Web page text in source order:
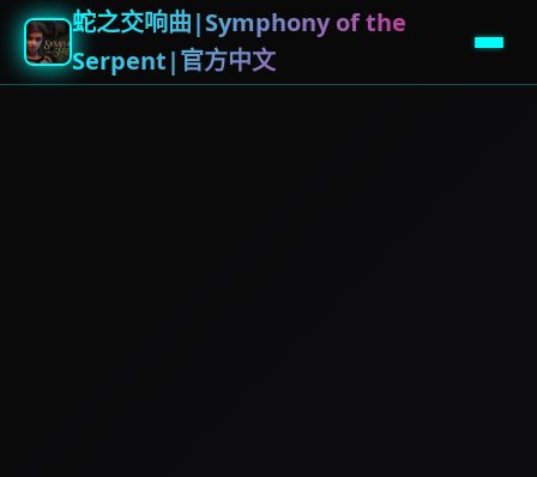
蛇之交响曲|Symphony of the
Serpent|官方中文